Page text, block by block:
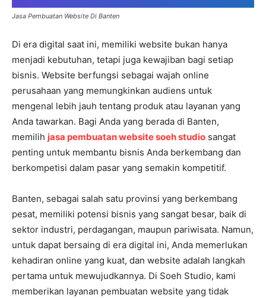
Jasa Pembuatan Website Di Banten
Di era digital saat ini, memiliki website bukan hanya
menjadi kebutuhan, tetapi juga kewajiban bagi setiap
bisnis. Website berfungsi sebagai wajah online
perusahaan yang memungkinkan audiens untuk
mengenal lebih jauh tentang produk atau layanan yang
Anda tawarkan. Bagi Anda yang berada di Banten,
memilih jasa pembuatan website soeh studio sangat
penting untuk membantu bisnis Anda berkembang dan
berkompetisi dalam pasar yang semakin kompetitif.
Banten, sebagai salah satu provinsi yang berkembang
pesat, memiliki potensi bisnis yang sangat besar, baik di
sektor industri, perdagangan, maupun pariwisata. Namun,
untuk dapat bersaing di era digital ini, Anda memerlukan
kehadiran online yang kuat, dan website adalah langkah
pertama untuk mewujudkannya. Di Soeh Studio, kami
memberikan layanan pembuatan website yang tidak